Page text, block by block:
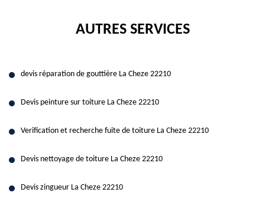
AUTRES SERVICES
devis réparation de gouttière La Cheze 22210
Devis peinture sur toiture La Cheze 22210
Verification et recherche fuite de toiture La Cheze 22210
Devis nettoyage de toiture La Cheze 22210
Devis zingueur La Cheze 22210